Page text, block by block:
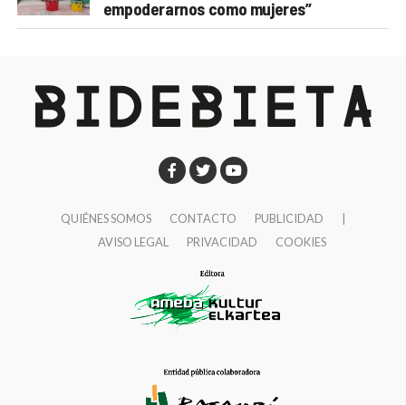
empoderarnos como mujeres”
QUIÉNES SOMOS CONTACTO PUBLICIDAD
AVISO LEGAL
PRIVACIDAD COOKIES